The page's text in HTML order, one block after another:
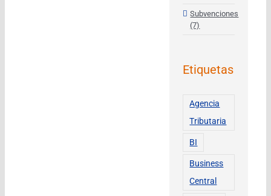
Subvenciones
(7)
Etiquetas
Agencia
Tributaria
BI
Business
Central